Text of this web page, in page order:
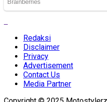
Redaksi
Disclaimer
Privacy
Advertisement
Contact Us
Media Partner